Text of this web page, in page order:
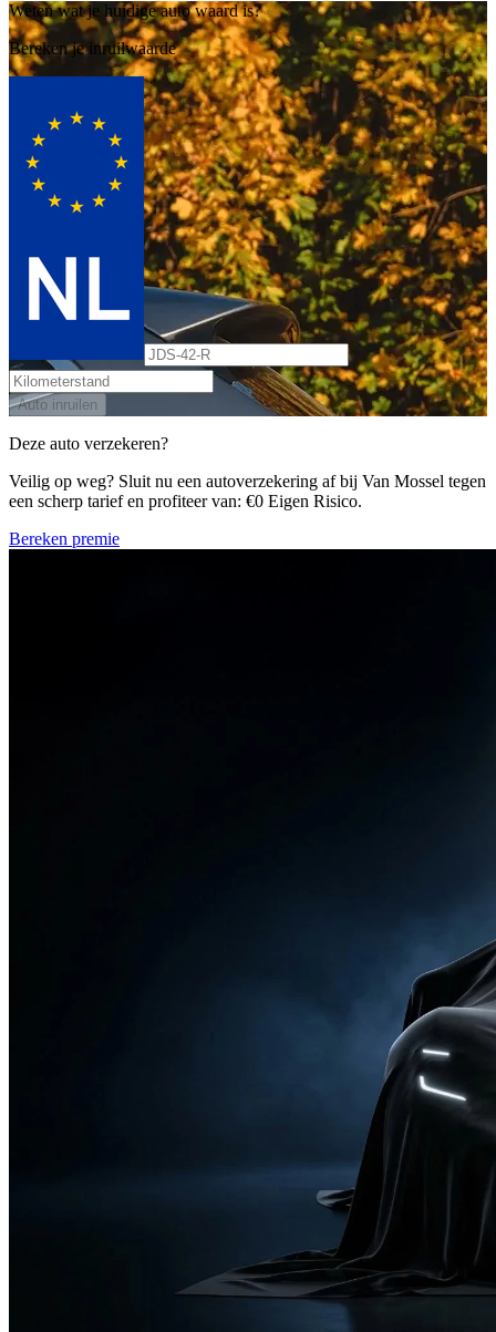
Weten wat je huidige auto waard is?
Bereken je inruilwaarde
Auto inruilen
Deze auto verzekeren?
Veilig op weg? Sluit nu een autoverzekering af bij Van Mossel tegen
een scherp tarief en profiteer van: €0 Eigen Risico.
Bereken premie